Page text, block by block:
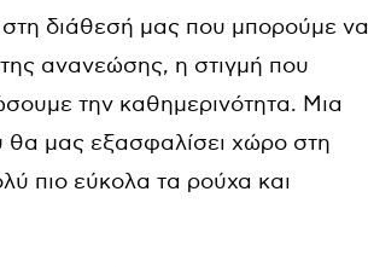
διάθεσή μας που μπορούμε να
της ανανεώσης, η στιγμή που
την καθημερινότητα. Μια
θα μας εξασφαλίσει χώρο στη
πιο εύκολα τα ρούχα και